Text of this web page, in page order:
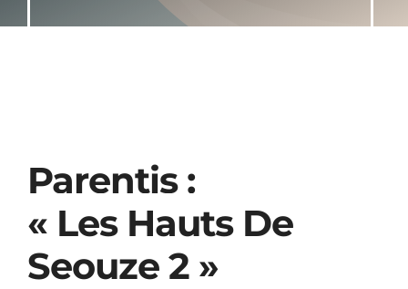
Parentis :
« Les Hauts De
Seouze 2 »